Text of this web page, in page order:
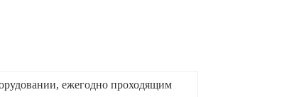
ежегодно проходящим